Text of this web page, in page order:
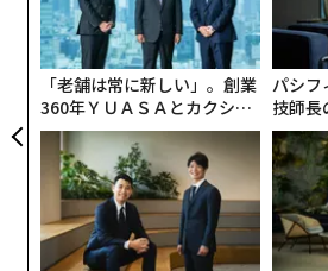
「老舗は常に新しい」。創業
360年ＹＵＡＳＡとカクシン
CEO田尻望が語る、AIを超え
る人の価値
パシフ
技師
無力感
防災一